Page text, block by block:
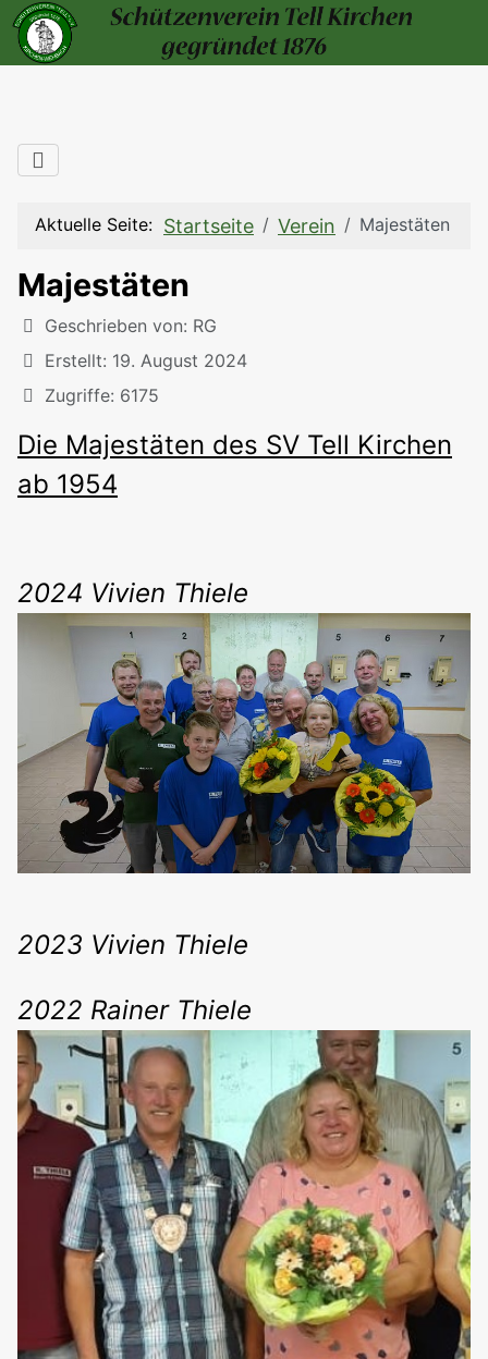
Aktuelle Seite: Startseite Verein Majestäten
Majestäten
Details
Geschrieben von: RG
Erstellt: 19. August 2024
Zugriffe: 6175
Die Majestäten des SV Tell Kirchen
ab 1954
2024 Vivien Thiele
2023 Vivien Thiele
2022 Rainer Thiele